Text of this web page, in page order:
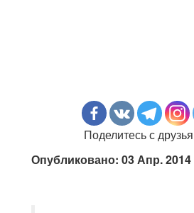
Поделитесь с
Опубликовано: 03 Апр. 2014